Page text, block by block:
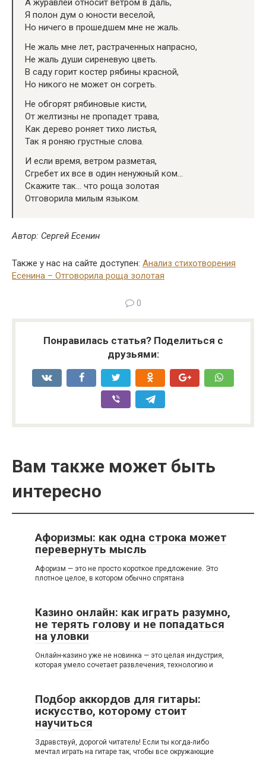
А журавлей относит ветром в даль,
Я полон дум о юности веселой,
Но ничего в прошедшем мне не жаль.
Не жаль мне лет, растраченных напрасно,
Не жаль души сиреневую цветь.
В саду горит костер рябины красной,
Но никого не может он согреть.
Не обгорят рябиновые кисти,
От желтизны не пропадет трава,
Как дерево роняет тихо листья,
Так я роняю грустные слова.
И если время, ветром разметая,
Сгребет их все в один ненужный ком…
Скажите так… что роща золотая
Отговорила милым языком.
Автор: Сергей Есенин
Также у нас на сайте доступен: Анализ стихотворения
Есенина – Отговорила роща золотая
0
Понравилась статья? Поделиться с
друзьями:
Вам также может быть
интересно
Афоризмы: как одна строка может
перевернуть мысль
Афоризм — это не просто короткое предложение. Это
плотное целое, в котором обычно спрятана
Казино онлайн: как играть разумно,
не терять голову и не попадаться
на уловки
Онлайн-казино уже не новинка — это целая индустрия,
которая умело сочетает развлечения, технологию и
Подбор аккордов для гитары:
искусство, которому стоит
научиться
Здравствуй, дорогой читатель! Если ты когда-либо
мечтал играть на гитаре так, чтобы все окружающие